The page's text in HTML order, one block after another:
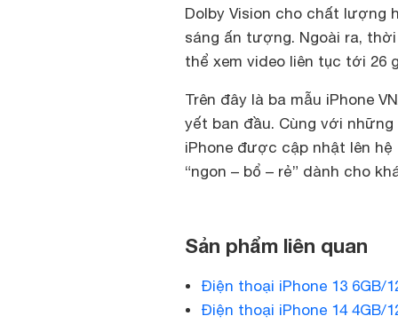
Dolby Vision cho chất lượng
sáng ấn tượng. Ngoài ra,
thể xem video liên tục tới 26
Trên đây là ba mẫu iPhone
yết ban đầu. Cùng với
iPhone được cập nhật lên
“ngon – bổ – rẻ” dành cho
Sản phẩm liên quan
Điện thoại iPhone 13 6GB/
Điện thoại iPhone 14 4GB/